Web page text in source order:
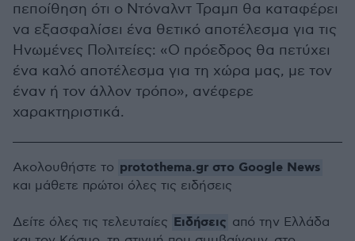
πεποίθηση ότι ο Ντόναλντ Τραμπ θα καταφέρει
να εξασφαλίσει ένα θετικό αποτέλεσμα για τις
Ηνωμένες Πολιτείες: «Ο πρόεδρος θα πετύχει
ένα καλό αποτέλεσμα για τη χώρα μας, με τον
έναν ή τον άλλον τρόπο», ανέφερε
χαρακτηριστικά.
Ακολουθήστε το protothema.gr στο Google News
και μάθετε πρώτοι όλες τις ειδήσεις
Δείτε όλες τις τελευταίες Ειδήσεις από την Ελλάδα